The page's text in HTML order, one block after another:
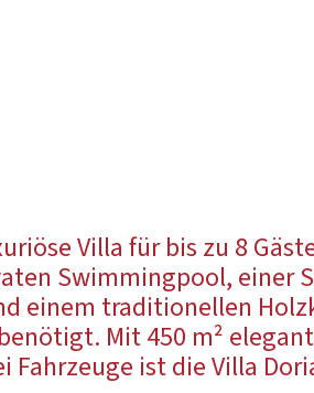
Villa für bis zu 8
Swimmingpool, einer
einem traditionellen
Mit 450 m²
Fahrzeuge ist die Villa